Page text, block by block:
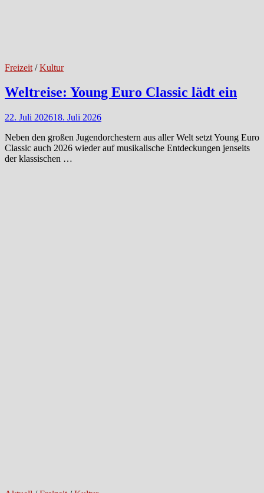
Freizeit /Kultur
Weltreise: Young Euro Classic lädt ein
22. Juli 202618. Juli 2026
Neben den großen Jugendorchestern aus aller Welt setzt Young Euro
Classic auch 2026 wieder auf musikalische Entdeckungen jenseits
der klassischen …